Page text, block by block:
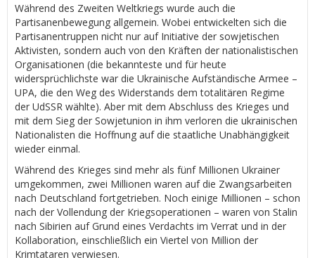
Während des Zweiten Weltkriegs wurde auch die
Partisanenbewegung allgemein. Wobei entwickelten sich die
Partisanentruppen nicht nur auf Initiative der sowjetischen
Aktivisten, sondern auch von den Kräften der nationalistischen
Organisationen (die bekannteste und für heute
widersprüchlichste war die Ukrainische Aufständische Armee –
UPA, die den Weg des Widerstands dem totalitären Regime
der UdSSR wählte). Aber mit dem Abschluss des Krieges und
mit dem Sieg der Sowjetunion in ihm verloren die ukrainischen
Nationalisten die Hoffnung auf die staatliche Unabhängigkeit
wieder einmal.
Während des Krieges sind mehr als fünf Millionen Ukrainer
umgekommen, zwei Millionen waren auf die Zwangsarbeiten
nach Deutschland fortgetrieben. Noch einige Millionen – schon
nach der Vollendung der Kriegsoperationen – waren von Stalin
nach Sibirien auf Grund eines Verdachts im Verrat und in der
Kollaboration, einschließlich ein Viertel von Million der
Krimtataren verwiesen.